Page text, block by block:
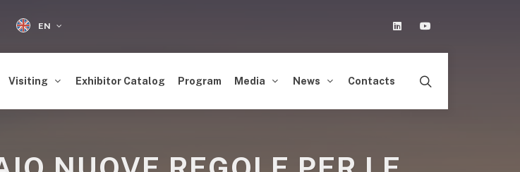
EN Linkedin
Visiting Exhibitor Catalog Program Media News Contacts